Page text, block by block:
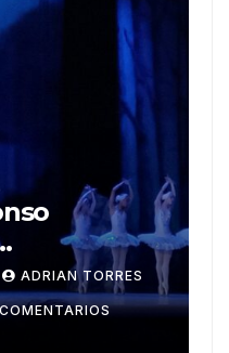
MEYLIN PÉREZ